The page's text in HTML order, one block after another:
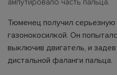
Тюменец получил
газонокосилкой. Он
выключив двигатель, и
дистальной фаланги пальца.